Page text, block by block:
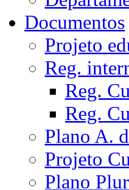
Documentos
Projeto
Reg.
Reg.
Reg.
Plano A.
Projeto
Plano